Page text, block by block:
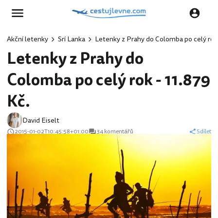
Akční letenky Srí Lanka Letenky z Prahy do Colomba po celý rok
Letenky z Prahy do
Colomba po celý rok - 11.879
Kč.
David Eiselt
2015-01-02T10:45:58+01:00 34 komentářů Sdílet